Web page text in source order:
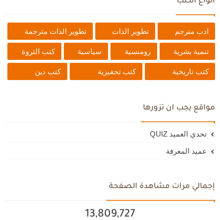
ادب مترجم تطوير الذات تطوير الذات مترجمة
تنمية بشرية رومنسية سياسية كتب الثروة
كتب تاريخية كتب تحفيزية كتب دين
مواقع يجب ان تزورها
تحدي العميد QUIZ
عميد المعرفة
إجمالي مرات مشاهدة الصفحة
13,809,727